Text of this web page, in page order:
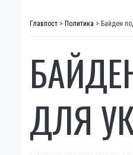
Главпост > Политика > Байден
ДЛЯ